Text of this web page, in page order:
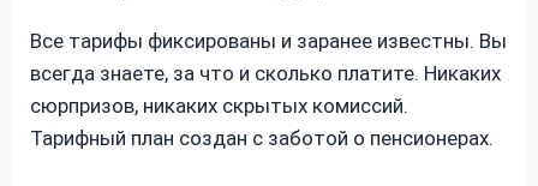
Все тарифы фиксированы и заранее известны. Вы
всегда знаете, за что и сколько платите. Никаких
сюрпризов, никаких скрытых комиссий.
Тарифный план создан с заботой о пенсионерах.